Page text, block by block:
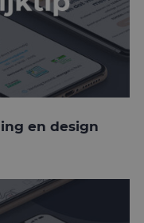
en design